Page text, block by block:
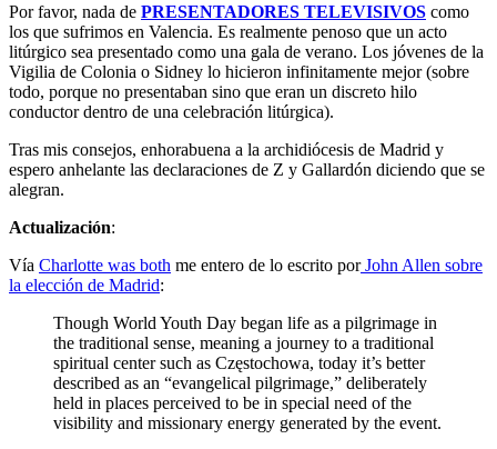
Por favor, nada de PRESENTADORES TELEVISIVOS como
los que sufrimos en Valencia. Es realmente penoso que un acto
litúrgico sea presentado como una gala de verano. Los jóvenes de la
Vigilia de Colonia o Sidney lo hicieron infinitamente mejor (sobre
todo, porque no presentaban sino que eran un discreto hilo
conductor dentro de una celebración litúrgica).
Tras mis consejos, enhorabuena a la archidiócesis de Madrid y
espero anhelante las declaraciones de Z y Gallardón diciendo que se
alegran.
Actualización:
Vía Charlotte was both me entero de lo escrito porJohn Allen sobre
la elección de Madrid:
Though World Youth Day began life as a pilgrimage in
the traditional sense, meaning a journey to a traditional
spiritual center such as Częstochowa, today it’s better
described as an “evangelical pilgrimage,” deliberately
held in places perceived to be in special need of the
visibility and missionary energy generated by the event.